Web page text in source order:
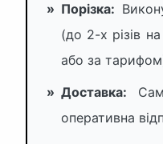
» Порізка:
(до 2-х різів
або за
» Доставка:
оперативна